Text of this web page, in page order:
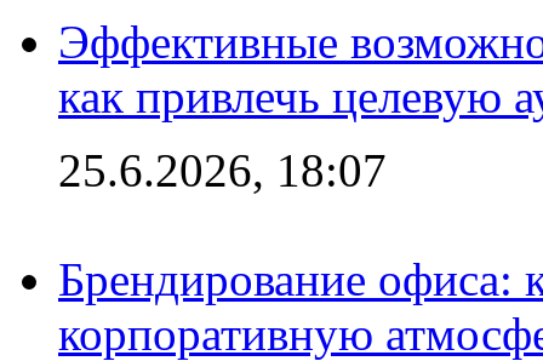
Эффективные
как привлечь целевую
25.6.2026, 18:07
Брендирование офиса:
корпоративную